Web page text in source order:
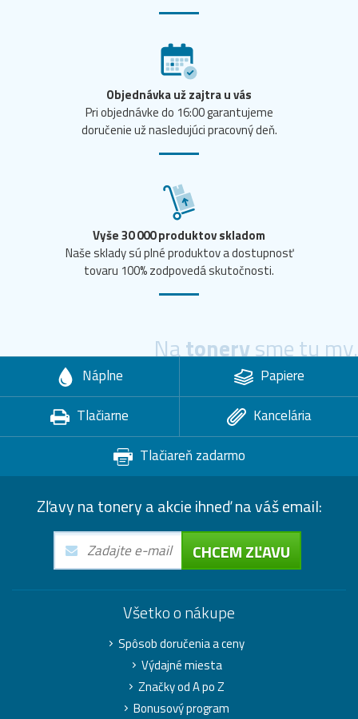
Objednávka už zajtra u vás
Pri objednávke do 16:00 garantujeme
doručenie už nasledujúci pracovný deň.
Vyše 30 000 produktov skladom
Naše sklady sú plné produktov a dostupnosť
tovaru 100% zodpovedá skutočnosti.
Natonerysme tu my.
Náplne
Papiere
Tlačiarne
Kancelária
Tlačiareň zadarmo
Zľavy na tonery a akcie ihneď na váš email:
CHCEM ZĽAVU
Všetko o nákupe
Spôsob doručenia a ceny
Výdajné miesta
Značky od A po Z
Bonusový program